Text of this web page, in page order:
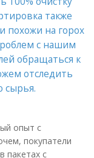
также
похожи на горох
с нашим
обращаться к
отследить
сырья.
опыт с
покупатели
пакетах с